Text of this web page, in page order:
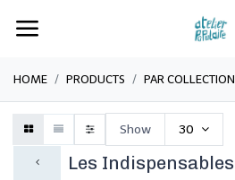
HOME PRODUCTS PAR COLLECTION
Les Indispensables
Show 30